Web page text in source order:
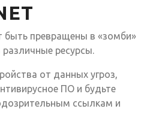
превращены в «зомби»
ресурсы.
от данных угроз,
ПО и будьте
ссылкам и